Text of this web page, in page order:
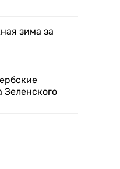
зима за
Зеленского